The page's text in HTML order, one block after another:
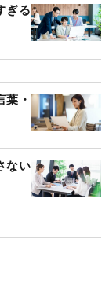
ぎる
葉・
ない